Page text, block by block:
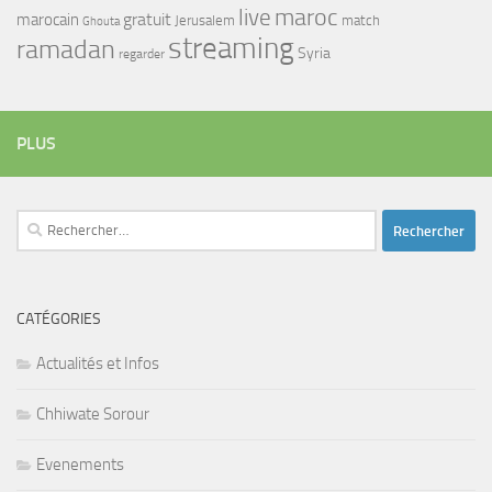
marocain Ghouta gratuit Jerusalem live maroc match
ramadan regarder streamingSyria
PLUS
Rechercher :
CATÉGORIES
Actualités et Infos
Chhiwate Sorour
Evenements